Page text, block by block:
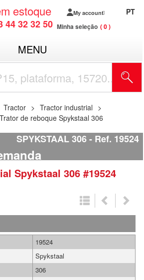
estoque
44 32 32 50
My account
Minha seleção 0
PT
MENU
Tractor
Tractor industrial
Trator de reboque Spykstaal 306
SPYKSTAAL 306 Ref. 19524
Spykstaal 306 #19524
19524
Spykstaal
306